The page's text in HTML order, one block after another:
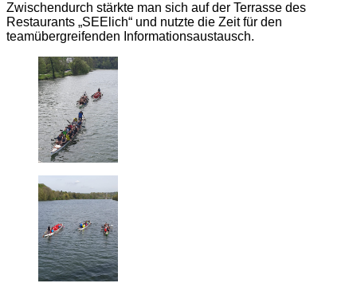
Zwischendurch stärkte man sich auf der Terrasse des
Restaurants „SEElich“ und nutzte die Zeit für den
teamübergreifenden Informationsaustausch.